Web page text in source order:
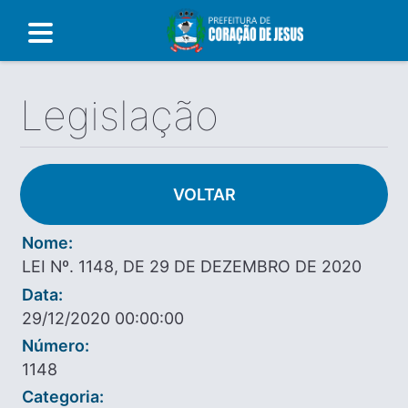
Legislação
VOLTAR
Nome:
LEI Nº. 1148, DE 29 DE DEZEMBRO DE 2020
Data:
29/12/2020 00:00:00
Número:
1148
Categoria: